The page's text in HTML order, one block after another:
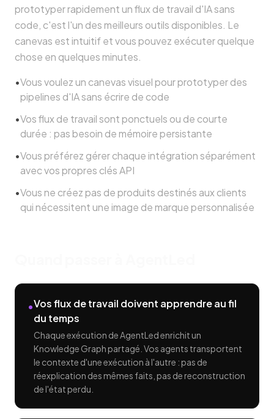
prototyper rapidement un flux de travail d'IA sans
code, c'est l'un des meilleurs outils disponibles. Le
canevas est intuitif et vous pouvez exécuter quelque
chose en quelques minutes.
•Vous voulez un canevas visuel pour prototyper des
pipelines d'IA sans écrire de code
•Vos flux de travail sont ponctuels ou de courte
durée : pas besoin de mémoire persistante
•Vous préférez gérer chaque intégration séparément
avec vos propres clés API
•Vous ne créez pas de produits destinés aux clients
qui nécessitent une image de marque personnalisée
•Vos flux de travail doivent apprendre au fil
du temps
Chaque exécution de AgentLed enrichit un
Knowledge Graph partagé. Vos agents transportent
le contexte d'une exécution à l'autre : pas de
réexplication des mêmes faits, pas de reconstruction
de l'état perdu.